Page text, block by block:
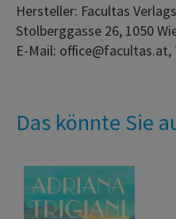
Hersteller: Facultas
Stolberggasse 26, 1050
E-Mail:
Das könnte Sie